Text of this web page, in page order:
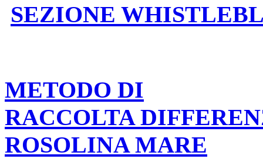
SEZIONE
METODO DI
RACCOLTA
ROSOLINA MARE